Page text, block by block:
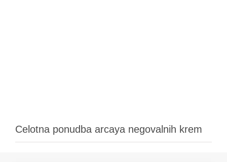
Celotna ponudba arcaya negovalnih krem